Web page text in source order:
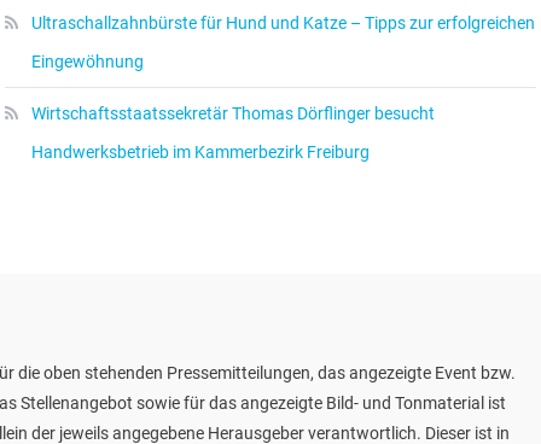
Ultraschallzahnbürste für Hund und Katze – Tipps zur erfolgreichen
Eingewöhnung
Wirtschaftsstaatssekretär Thomas Dörflinger besucht
Handwerksbetrieb im Kammerbezirk Freiburg
die oben stehenden Pressemitteilungen, das angezeigte Event bzw.
Stellenangebot sowie für das angezeigte Bild- und Tonmaterial ist
der jeweils angegebene Herausgeber verantwortlich. Dieser ist in